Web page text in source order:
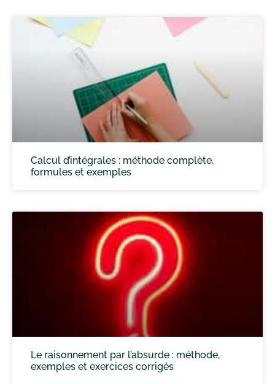
Calcul d’intégrales : méthode complète,
formules et exemples
Le raisonnement par l’absurde : méthode,
exemples et exercices corrigés